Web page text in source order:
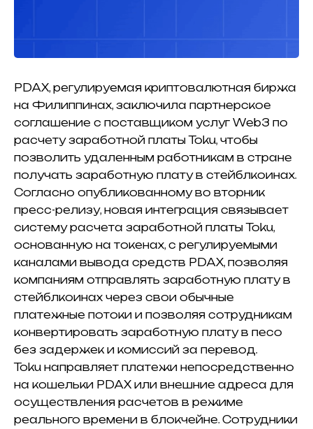
PDAX, регулируемая криптовалютная биржа
на Филиппинах, заключила партнерское
соглашение с поставщиком услуг Web3 по
расчету заработной платы Toku, чтобы
позволить удаленным работникам в стране
получать заработную плату в стейблкоинах.
Согласно опубликованному во вторник
пресс-релизу, новая интеграция связывает
систему расчета заработной платы Toku,
основанную на токенах, с регулируемыми
каналами вывода средств PDAX, позволяя
компаниям отправлять заработную плату в
стейблкоинах через свои обычные
платежные потоки и позволяя сотрудникам
конвертировать заработную плату в песо
без задержек и комиссий за перевод.
Toku направляет платежи непосредственно
на кошельки PDAX или внешние адреса для
осуществления расчетов в режиме
реального времени в блокчейне. Сотрудники